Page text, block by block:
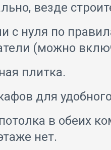
везде
с нуля по
(можно
плитка.
для
в обеих
нет.